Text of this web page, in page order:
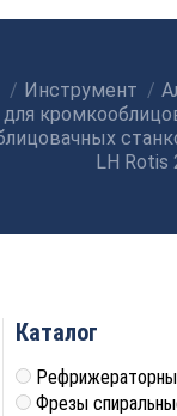
Инструмент
LH Rotis
Каталог
Фрезы